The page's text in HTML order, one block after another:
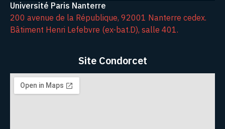
Université Paris Nanterre
200 avenue de la République, 92001 Nanterre cedex.
Bâtiment Henri Lefebvre (ex-bat.D), salle 401.
Site Condorcet